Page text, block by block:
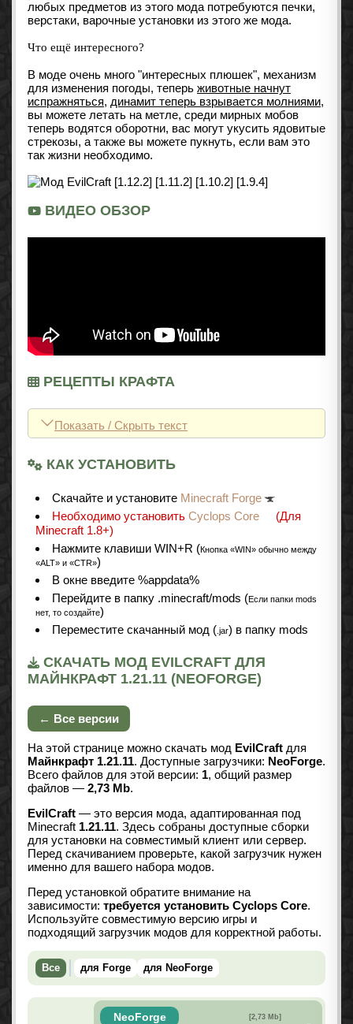
любых предметов из этого мода потребуются печки,
верстаки, варочные установки из этого же мода.
Что ещё интересного?
В моде очень много "интересных плюшек", механизм
для изменения погоды, теперь животные начнут
испражняться, динамит теперь взрывается молниями,
вы можете летать на метле, среди мирных мобов
теперь водятся оборотни, вас могут укусить ядовитые
стрекозы, а также вы можете пукнуть, если вам это
так жизни необходимо.
ВИДЕО ОБЗОР
РЕЦЕПТЫ КРАФТА
Показать / Скрыть текст
КАК УСТАНОВИТЬ
Cкачайте и установите Minecraft Forge
Необходимо установить Cyclops Core
(Для
Minecraft 1.8+)
Нажмите клавиши WIN+R (Кнопка «WIN» обычно между
«ALT» и «CTR»)
В окне введите %appdata%
Перейдите в папку .minecraft/mods (Если папки mods
нет, то создайте)
Переместите скачанный мод ( .jar) в папку mods
СКАЧАТЬ МОД EVILCRAFT ДЛЯ
МАЙНКРАФТ 1.21.11 (NEOFORGE)
← Все версии
На этой странице можно скачать мод EvilCraft для
Майнкрафт 1.21.11. Доступные загрузчики: NeoForge.
Всего файлов для этой версии: 1, общий размер
файлов — 2,73 Mb.
EvilCraft — это версия мода, адаптированная под
Minecraft 1.21.11. Здесь собраны доступные сборки
для установки на совместимый клиент или сервер.
Перед скачиванием проверьте, какой загрузчик нужен
именно для вашего набора модов.
Перед установкой обратите внимание на
зависимости: требуется установить Cyclops Core.
Используйте совместимую версию игры и
подходящий загрузчик модов для корректной работы.
Все для Forge для NeoForge
NeoForge [2,73 Mb]